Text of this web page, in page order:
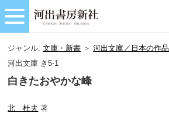
ジャンル:文庫・新書 ＞河出文庫／日本の作品
河出文庫 き5-1
白きたおやかな峰
北 杜夫 著